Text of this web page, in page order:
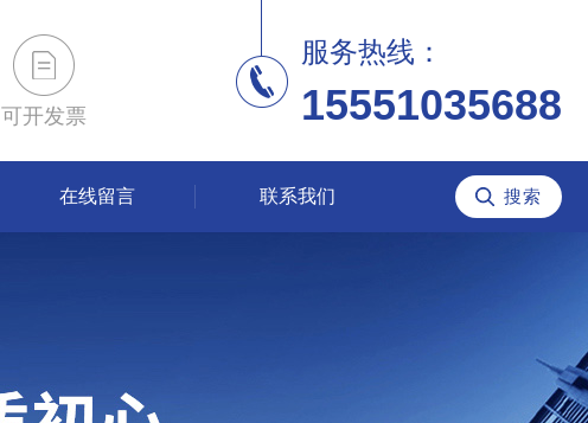
可开发票
服务热线：
15551035688
在线留言 联系我们